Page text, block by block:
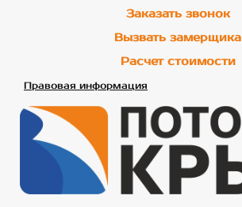
Заказать звонок
Вызвать замерщика
Расчет стоимости
Правовая информация